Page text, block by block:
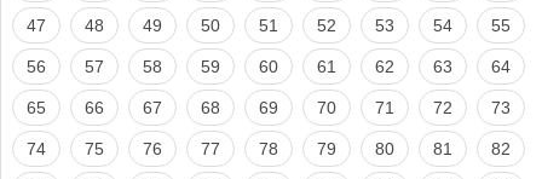
47 48 49 50 51 52 53 54 55
56 57 58 59 60 61 62 63 64
65 66 67 68 69 70 71 72 73
74 75 76 77 78 79 80 81 82